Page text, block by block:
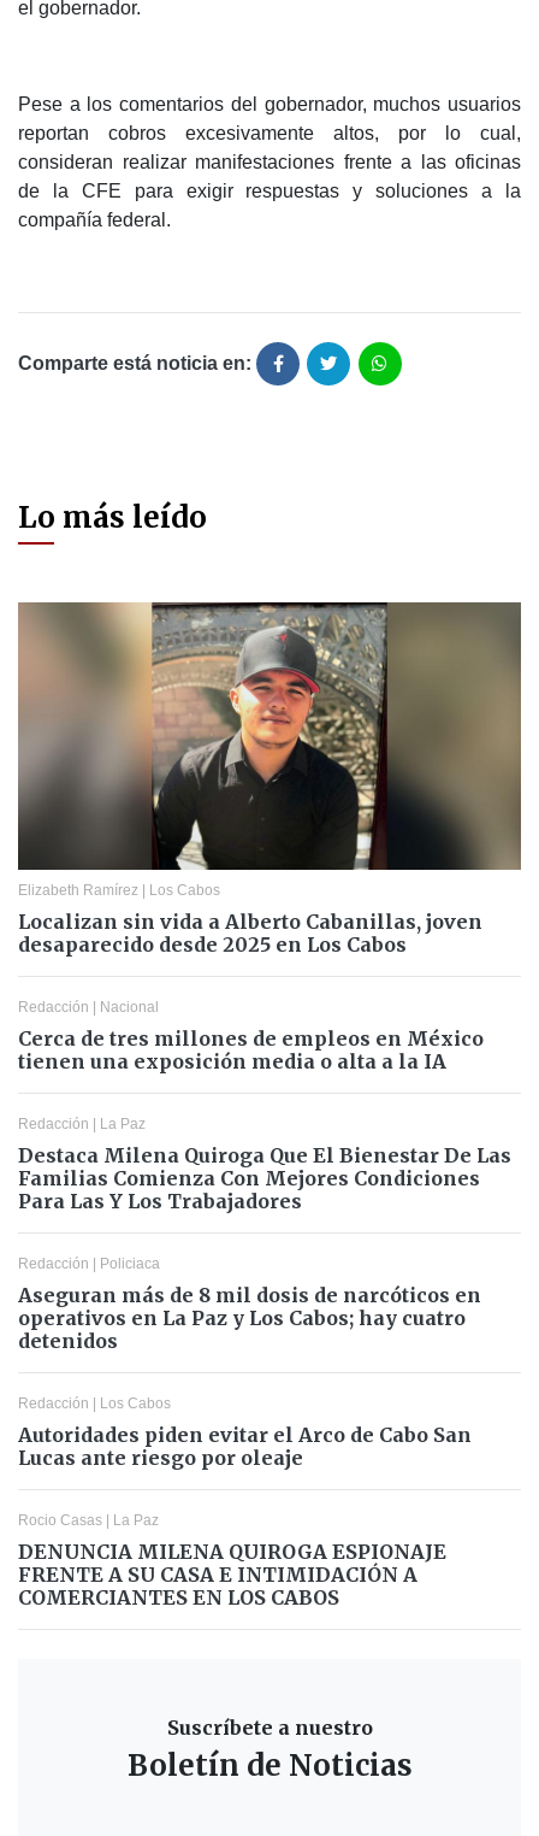
el gobernador.
Pese a los comentarios del gobernador, muchos usuarios
reportan cobros excesivamente altos, por lo cual,
consideran realizar manifestaciones frente a las oficinas
de la CFE para exigir respuestas y soluciones a la
compañía federal.
Comparte está noticia en:
Lo más leído
Elizabeth Ramírez | Los Cabos
Localizan sin vida a Alberto Cabanillas, joven
desaparecido desde 2025 en Los Cabos
Redacción | Nacional
Cerca de tres millones de empleos en México
tienen una exposición media o alta a la IA
Redacción | La Paz
Destaca Milena Quiroga Que El Bienestar De Las
Familias Comienza Con Mejores Condiciones
Para Las Y Los Trabajadores
Redacción | Policiaca
Aseguran más de 8 mil dosis de narcóticos en
operativos en La Paz y Los Cabos; hay cuatro
detenidos
Redacción | Los Cabos
Autoridades piden evitar el Arco de Cabo San
Lucas ante riesgo por oleaje
Rocio Casas | La Paz
DENUNCIA MILENA QUIROGA ESPIONAJE
FRENTE A SU CASA E INTIMIDACIÓN A
COMERCIANTES EN LOS CABOS
Suscríbete a nuestro
Boletín de Noticias